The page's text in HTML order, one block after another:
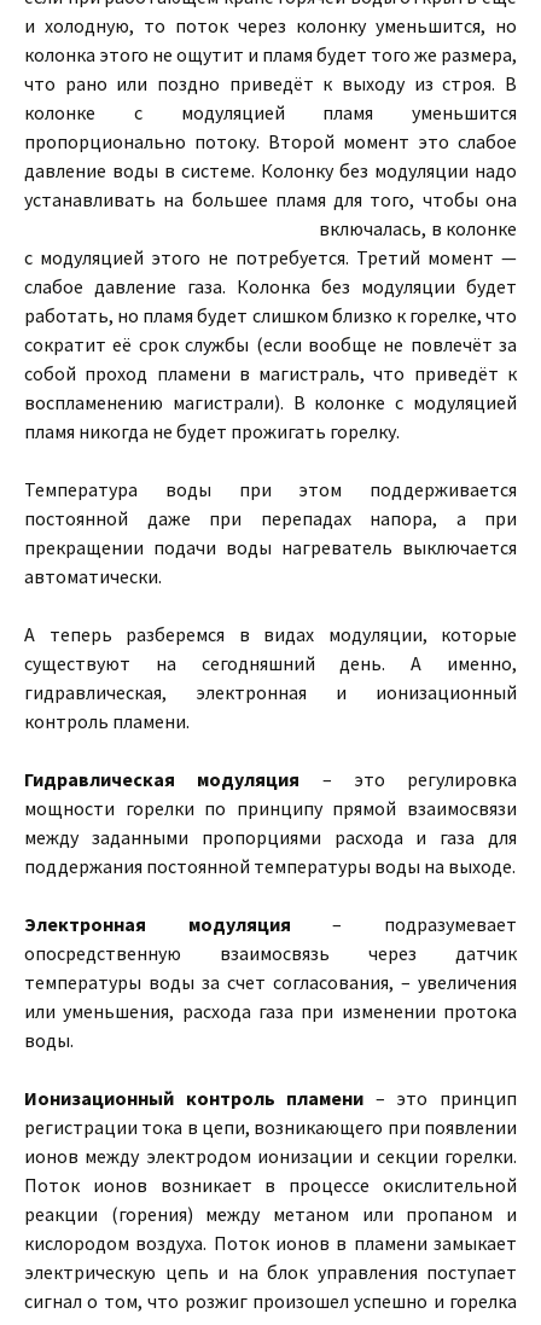
и холодную, то поток через колонку уменьшится, но
колонка этого не ощутит и пламя будет того же размера,
что рано или поздно приведёт к выходу из строя. В
колонке с модуляцией пламя уменьшится
пропорционально потоку. Второй момент это слабое
давление воды в системе. Колонку без модуляции надо
устанавливать на большее пламя для того, чтобы она
включалась, в колонке
с модуляцией этого не потребуется. Третий момент —
слабое давление газа. Колонка без модуляции будет
работать, но пламя будет слишком близко к горелке, что
сократит её срок службы (если вообще не повлечёт за
собой проход пламени в магистраль, что приведёт к
воспламенению магистрали). В колонке с модуляцией
пламя никогда не будет прожигать горелку.
Температура воды при этом поддерживается
постоянной даже при перепадах напора, а при
прекращении подачи воды нагреватель выключается
автоматически.
А теперь разберемся в видах модуляции, которые
существуют на сегодняшний день. А именно,
гидравлическая, электронная и ионизационный
контроль пламени.
Гидравлическая модуляция – это регулировка
мощности горелки по принципу прямой взаимосвязи
между заданными пропорциями расхода и газа для
поддержания постоянной температуры воды на выходе.
Электронная модуляция– подразумевает
опосредственную взаимосвязь через датчик
температуры воды за счет согласования, – увеличения
или уменьшения, расхода газа при изменении протока
воды.
Ионизационный контроль пламени – это принцип
регистрации тока в цепи, возникающего при появлении
ионов между электродом ионизации и секции горелки.
Поток ионов возникает в процессе окислительной
реакции (горения) между метаном или пропаном и
кислородом воздуха. Поток ионов в пламени замыкает
электрическую цепь и на блок управления поступает
сигнал о том, что розжиг произошел успешно и горелка